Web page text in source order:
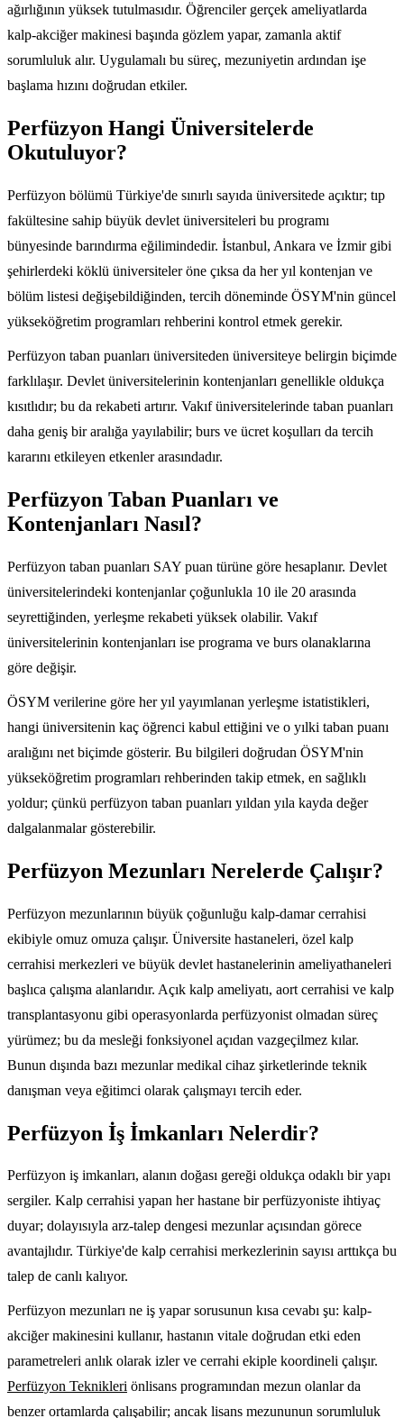
ağırlığının yüksek tutulmasıdır. Öğrenciler gerçek ameliyatlarda
kalp-akciğer makinesi başında gözlem yapar, zamanla aktif
sorumluluk alır. Uygulamalı bu süreç, mezuniyetin ardından işe
başlama hızını doğrudan etkiler.
Perfüzyon Hangi Üniversitelerde
Okutuluyor?
Perfüzyon bölümü Türkiye'de sınırlı sayıda üniversitede açıktır; tıp
fakültesine sahip büyük devlet üniversiteleri bu programı
bünyesinde barındırma eğilimindedir. İstanbul, Ankara ve İzmir gibi
şehirlerdeki köklü üniversiteler öne çıksa da her yıl kontenjan ve
bölüm listesi değişebildiğinden, tercih döneminde ÖSYM'nin güncel
yükseköğretim programları rehberini kontrol etmek gerekir.
Perfüzyon taban puanları üniversiteden üniversiteye belirgin biçimde
farklılaşır. Devlet üniversitelerinin kontenjanları genellikle oldukça
kısıtlıdır; bu da rekabeti artırır. Vakıf üniversitelerinde taban puanları
daha geniş bir aralığa yayılabilir; burs ve ücret koşulları da tercih
kararını etkileyen etkenler arasındadır.
Perfüzyon Taban Puanları ve
Kontenjanları Nasıl?
Perfüzyon taban puanları SAY puan türüne göre hesaplanır. Devlet
üniversitelerindeki kontenjanlar çoğunlukla 10 ile 20 arasında
seyrettiğinden, yerleşme rekabeti yüksek olabilir. Vakıf
üniversitelerinin kontenjanları ise programa ve burs olanaklarına
göre değişir.
ÖSYM verilerine göre her yıl yayımlanan yerleşme istatistikleri,
hangi üniversitenin kaç öğrenci kabul ettiğini ve o yılki taban puanı
aralığını net biçimde gösterir. Bu bilgileri doğrudan ÖSYM'nin
yükseköğretim programları rehberinden takip etmek, en sağlıklı
yoldur; çünkü perfüzyon taban puanları yıldan yıla kayda değer
dalgalanmalar gösterebilir.
Perfüzyon Mezunları Nerelerde Çalışır?
Perfüzyon mezunlarının büyük çoğunluğu kalp-damar cerrahisi
ekibiyle omuz omuza çalışır. Üniversite hastaneleri, özel kalp
cerrahisi merkezleri ve büyük devlet hastanelerinin ameliyathaneleri
başlıca çalışma alanlarıdır. Açık kalp ameliyatı, aort cerrahisi ve kalp
transplantasyonu gibi operasyonlarda perfüzyonist olmadan süreç
yürümez; bu da mesleği fonksiyonel açıdan vazgeçilmez kılar.
Bunun dışında bazı mezunlar medikal cihaz şirketlerinde teknik
danışman veya eğitimci olarak çalışmayı tercih eder.
Perfüzyon İş İmkanları Nelerdir?
Perfüzyon iş imkanları, alanın doğası gereği oldukça odaklı bir yapı
sergiler. Kalp cerrahisi yapan her hastane bir perfüzyoniste ihtiyaç
duyar; dolayısıyla arz-talep dengesi mezunlar açısından görece
avantajlıdır. Türkiye'de kalp cerrahisi merkezlerinin sayısı arttıkça bu
talep de canlı kalıyor.
Perfüzyon mezunları ne iş yapar sorusunun kısa cevabı şu: kalp-
akciğer makinesini kullanır, hastanın vitale doğrudan etki eden
parametreleri anlık olarak izler ve cerrahi ekiple koordineli çalışır.
Perfüzyon Teknikleri önlisans programından mezun olanlar da
benzer ortamlarda çalışabilir; ancak lisans mezununun sorumluluk